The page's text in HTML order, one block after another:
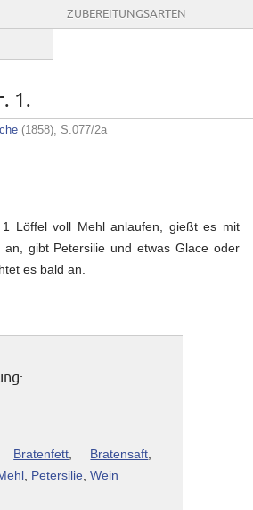
ZUBEREITUNGSARTEN
1.
(1858), S.077/2a
Löffel voll Mehl anlaufen, gießt es mit
gibt Petersilie und etwas Glace oder
es bald an.
Bratenfett Bratensaft
Petersilie Wein